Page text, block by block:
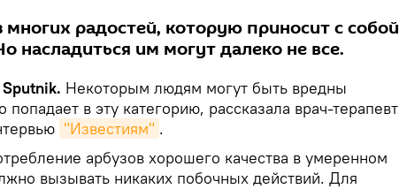
многих радостей, которую приносит с собой
насладиться им могут далеко не все.
Некоторым людям могут быть вредны
в эту категорию, рассказала врач-терапевт
"Известиям" .
арбузов хорошего качества в умеренном
вызывать никаких побочных действий. Для